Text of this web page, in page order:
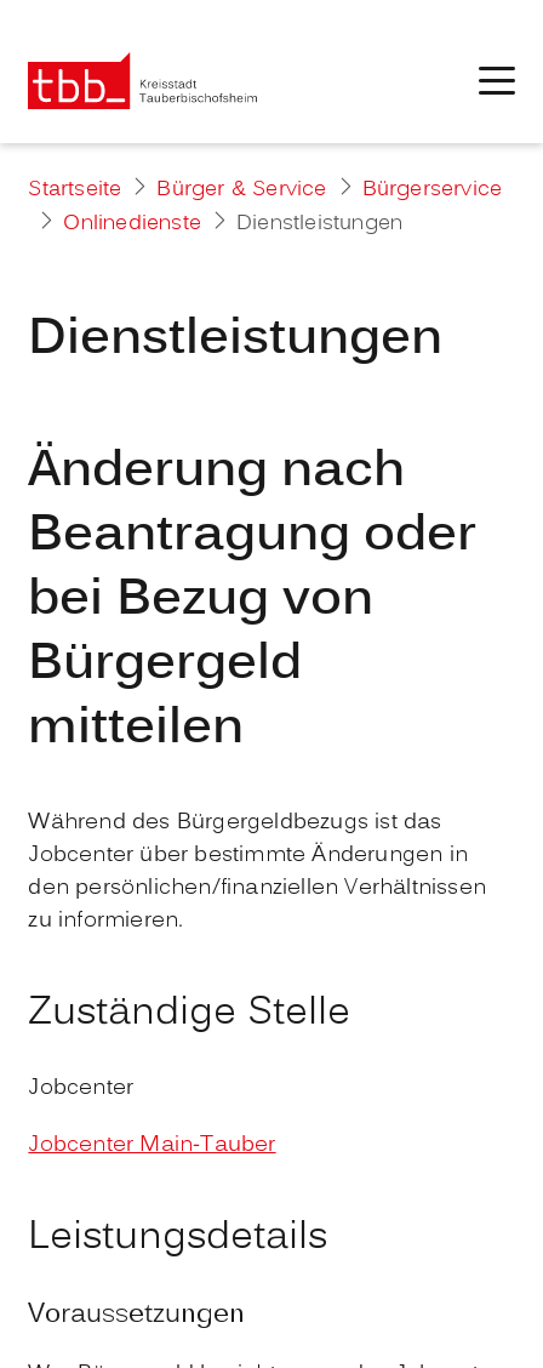
Startseite Bürger & Service
Bürgerservice
Onlinedienste
Dienstleistungen
Dienstleistungen
Änderung nach
Beantragung oder
bei Bezug von
Bürgergeld
mitteilen
Während des Bürgergeldbezugs ist das
Jobcenter über bestimmte Änderungen in
den persönlichen/finanziellen Verhältnissen
zu informieren.
Zuständige Stelle
Jobcenter
Jobcenter Main-Tauber
Leistungsdetails
Voraussetzungen